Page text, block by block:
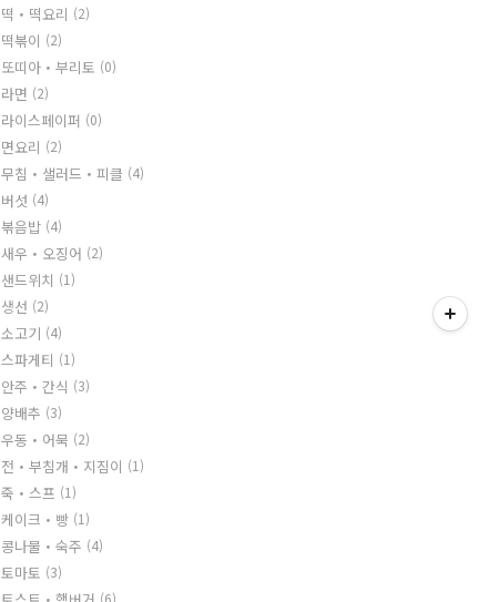
떡・떡요리 (2)
떡볶이 (2)
또띠아・부리토 (0)
라면 (2)
라이스페이퍼 (0)
면요리 (2)
무침・샐러드・피클 (4)
버섯 (4)
볶음밥 (4)
새우・오징어 (2)
샌드위치 (1)
생선 (2)
소고기 (4)
스파게티 (1)
안주・간식 (3)
양배추 (3)
우동・어묵 (2)
전・부침개・지짐이 (1)
죽・스프 (1)
케이크・빵 (1)
콩나물・숙주 (4)
토마토 (3)
(6)